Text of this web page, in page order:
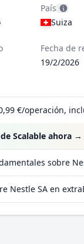
País
Suiza
Fecha de
19/2/2026
Scalable ahora →
Nestle SA en